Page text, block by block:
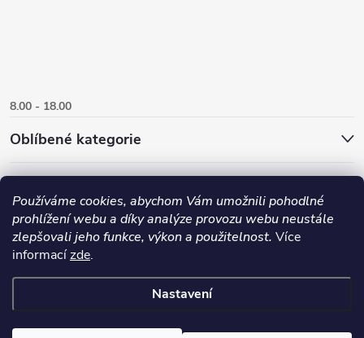
Používáme cookies, abychom Vám umožnili pohodlné
prohlížení webu a díky analýze provozu webu neustále
zlepšovali jeho funkce, výkon a použitelnost. Více
informacízde.
Nastavení
8.00 - 18.00
Oblíbené kategorie
Copyright 2026
cookies